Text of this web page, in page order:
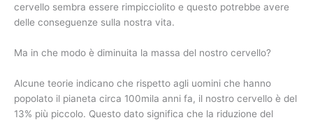
cervello sembra essere rimpicciolito e questo potrebbe avere
delle conseguenze sulla nostra vita.
Ma in che modo è diminuita la massa del nostro cervello?
Alcune teorie indicano che rispetto agli uomini che hanno
popolato il pianeta circa 100mila anni fa, il nostro cervello è del
13% più piccolo. Questo dato significa che la riduzione del